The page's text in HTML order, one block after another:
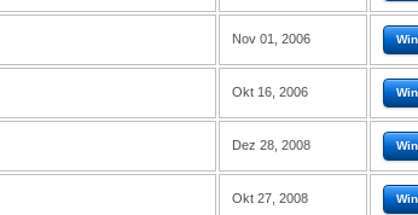
Nov 01, 2006
Okt 16, 2006
Dez 28, 2008
Okt 27, 2008